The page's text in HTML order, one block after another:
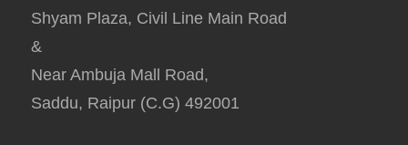
Shyam Plaza, Civil Line Main Road
&
Near Ambuja Mall Road,
Saddu, Raipur (C.G) 492001